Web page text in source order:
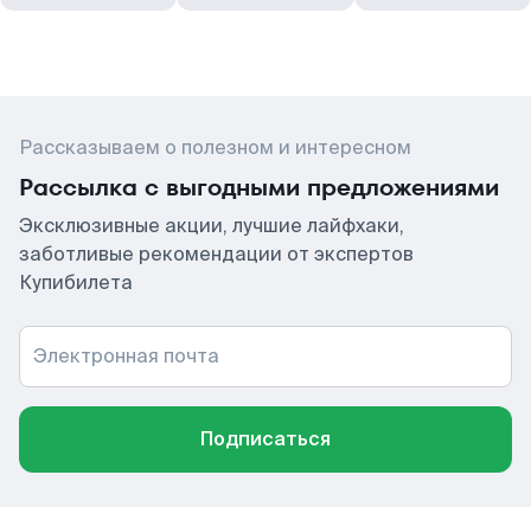
Рассказываем о полезном и интересном
Рассылка с выгодными предложениями
Эксклюзивные акции, лучшие лайфхаки,
заботливые рекомендации от экспертов
Купибилета
Электронная почта
Подписаться